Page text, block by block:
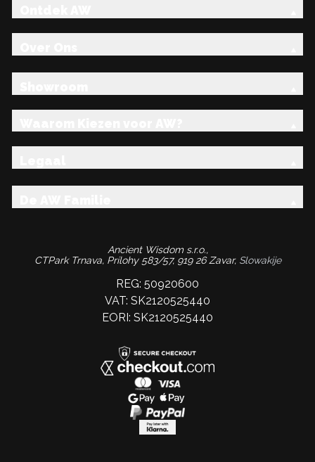
Ancient Wisdom s.r.o.,
CTPark Trnava, Prílohy 583/57, 919 26 Zavar, Slowakije
REG: 50920600
VAT: SK2120525440
EORI: SK2120525440